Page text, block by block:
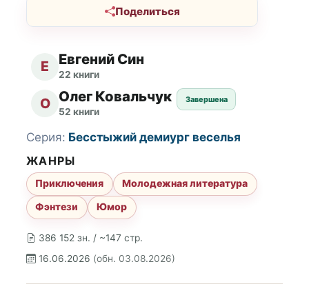
Поделиться
Е Евгений Син
22 книги
О Олег Ковальчук
52 книги
Завершена
386 152 зн. / ~147 стр.
16.06.2026 (обн. 03.08.2026)
Серия: Бесстыжий демиург веселья
ЖАНРЫ
Приключения
Молодежная литература
Фэнтези
Юмор